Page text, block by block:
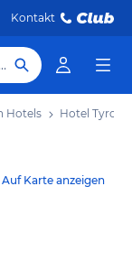
Kontakt
Hotel, Reiseziel
Hotels Hotel Tyrol
Auf Karte anzeigen